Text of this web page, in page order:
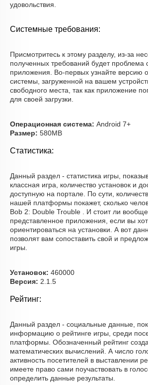
удовольствия.
Системные требования:
Присмотритесь к этому разделу, из-за
полученных требований будет проблема
приложения. Во-первых узнайте версию
системы, загруженной на вашем
свободного места, так как приложение
для своей загрузки.
Операционная система: Android 7+
Размер: 580MB
Статистика:
Данный раздел - статистика игры,
классная игра, количество установок и
доступную на портале. По сути,
нашей платформы покажет, сколько
Bob 2: Double Trouble . И стоит ли вообще
представленное приложения, если вы
ориентироваться на установки. А вот
позволят вам сопоставить свой и
игры.
Установок: 460000
Версия: 2.1.5
Рейтинг:
Данный раздел - социальные данные,
информацию о рейтинге игры, среди
платформы. Обозначенный рейтинг
математических вычислений. А число
активность посетителей в выставлении
имеете право сами поучаствовать в
определить данные результаты.